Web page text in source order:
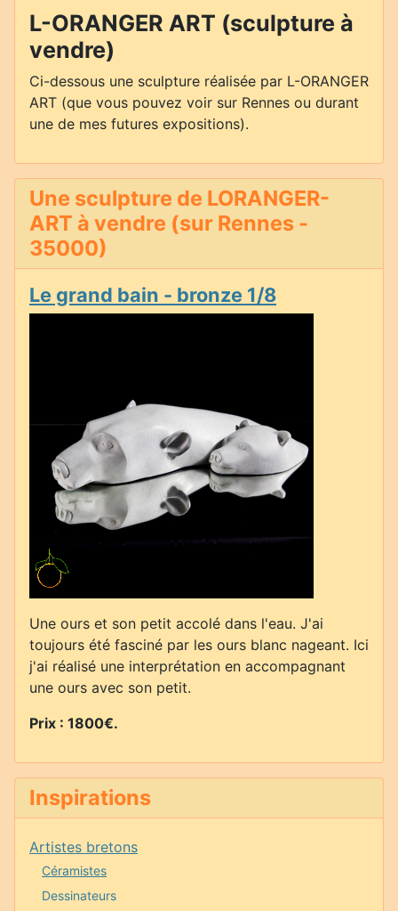
L-ORANGER ART (sculpture à
vendre)
Ci-dessous une sculpture réalisée par L-ORANGER
ART (que vous pouvez voir sur Rennes ou durant
une de mes futures expositions).
Une sculpture de LORANGER-
ART à vendre (sur Rennes -
35000)
Le grand bain - bronze 1/8
Une ours et son petit accolé dans l'eau. J'ai
toujours été fasciné par les ours blanc nageant. Ici
j'ai réalisé une interprétation en accompagnant
une ours avec son petit.
Prix : 1800€.
Inspirations
Artistes bretons
Céramistes
Dessinateurs